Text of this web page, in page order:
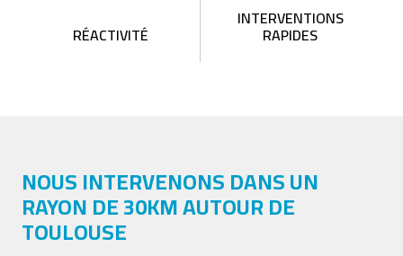
RÉACTIVITÉ
INTERVENTIONS
RAPIDES
NOUS INTERVENONS DANS UN
RAYON DE 30KM AUTOUR DE
TOULOUSE